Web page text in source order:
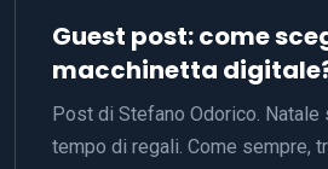
Guest post: come
macchinetta
Post di Stefano Odorico. Natale
tempo di regali. Come sempre,